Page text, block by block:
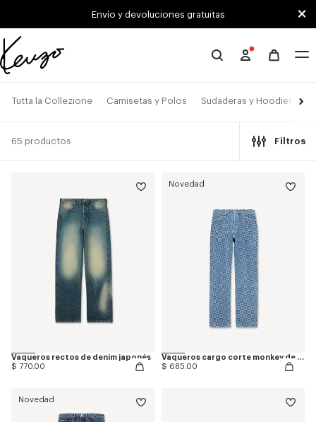
Skip to main content
Skip to footer contentEnvío y devoluciones gratuitas
Página
deTutta la Collezione Camisetas y Polos Sudaderas y Hoodies
65 productos Filtros
Vaqueros rectos de denim japonés
$ 770.00
Novedad
Vaqueros cargo corte monkey de denim japonés 'Kenzogram'
$ 685.00
Novedad